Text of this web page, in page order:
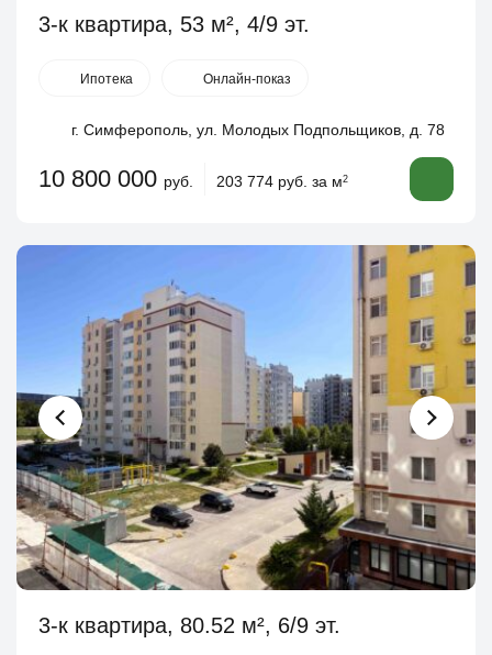
3-к квартира, 53 м², 4/9 эт.
Ипотека Онлайн-показ
г. Симферополь, ул. Молодых Подпольщиков, д. 78
10 800 000 руб. 203 774 руб. за м2
3-к квартира, 80.52 м², 6/9 эт.